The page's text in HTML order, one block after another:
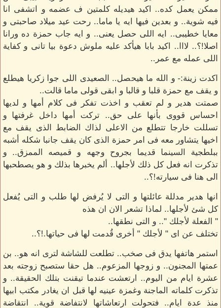
ممكن يعمل كده.. اكيد هيديله كلمتين ف عضمه و اتشفى انا
فيه شوية.. و بعدين فيها ايه يا ماما.. رحت عيد ميلاد صاحبتى و
معايا خطيبى.. ايه اللى حصل يعنى.. و ايه جاب حمزة ده ورانا
اصلا!؟.. لااا.. اكيد بابا هيأكد عليه ملوش دعوة بيا تانى و كفاية
اللى عمله مع عمر..
اكدت زينة:- و الله ما هيحصل.. الصعيدى اللى جوا زكريا هيطلع
و يقف مع حمزة قلبا و قالبا و ابقى قولى ماما قالت..
صمتت هدير و لم تعقب و اخذت تفكر فى كلام أمها و لديها
احساس قووى بأنها على حق.. تركت أمها داخل غرفتها و
تسللت خارجا تتطلع من الاعلى لذاك الضابط الذى يقف مع
اخيها يتشاور معه فى امر حمزة الذى كان يقف جانبا شكله أشبه
ببلطجية السينما قديما بجروح وجهه و قميصه الممزق.. و
تذكرت انه فعل كل ذلك لأجلها.. ألم يخبرها بذلك و هو يصطحبها
الى هنا فى سيارته!؟..
انها هدير مدللة عائلتها و التى لا يُرفض لها طلب و التى يُفعل
كل شئ لأجلها.. لماذا تشعر الان ان هذه
" الفعلة لأجلك ".. و التى نطقها..
تختلف عن اى " لأجلك " أخرى قُدمت لها فى حياتها.!؟..
استمر هاتفها يدق فى صخب.. تطلعت للشاشة لترى انه هو.. بن
عمتها المجنون.. و زوجها المزعوم.. هل حقا ستصبح زوجته بعد
عشرة ايام من اليوم.. ارتعشت عندما تيقنت بتلك الحقيقة.. و
تذكرت كلماته الماجنة وغمزة عينيه لها قبل ان يغادر مكتب ابيها
منذ عدة ايام.. فتحولت ارتعاشاتها لانتفاضة قوية.. انتقاضة